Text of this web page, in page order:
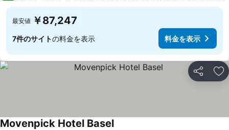
最安値 ￥87,247
7件のサイトの料金を表示 料金を表示
シェア お
Movenpick Hotel Basel